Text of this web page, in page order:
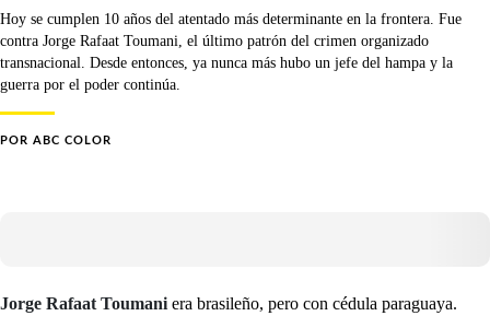
Hoy se cumplen 10 años del atentado más determinante en la frontera. Fue
contra Jorge Rafaat Toumani, el último patrón del crimen organizado
transnacional. Desde entonces, ya nunca más hubo un jefe del hampa y la
guerra por el poder continúa.
POR ABC COLOR
Jorge Rafaat Toumani era brasileño, pero con cédula paraguaya.